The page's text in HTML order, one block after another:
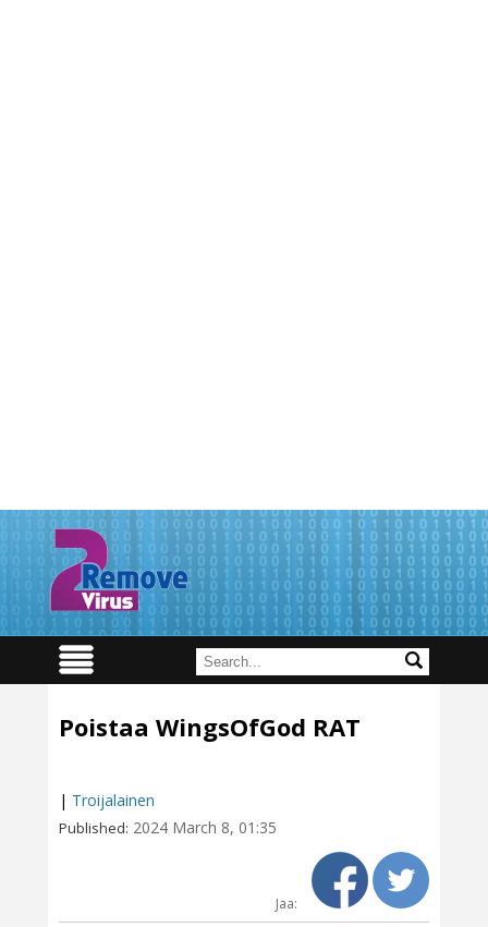
Poistaa WingsOfGod RAT
| Troijalainen
Published: 2024 March 8, 01:35
Jaa: